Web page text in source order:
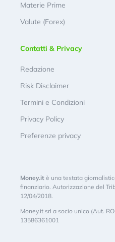
Materie Prime
Valute (Forex)
Contatti & Privacy
Redazione
Risk Disclaimer
Termini e Condizioni
Privacy Policy
Preferenze privacy
Money.it è una testata
finanziario. Autorizzazione del
12/04/2018.
Money.it srl a socio unico (Aut.
13586361001